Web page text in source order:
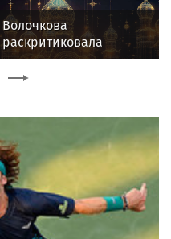
Волочкова
раскритиковала
концерт Билана в
Москве за плохую